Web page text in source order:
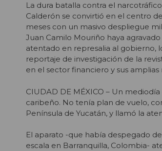
La dura batalla contra el
Calderón se convirtió en el centro
meses con un masivo despliegue
Juan Camilo Mouriño haya
atentado en represalia al gobierno,
reportaje de investigación de la
en el sector financiero y sus
CIUDAD DE MÉXICO – Un
caribeño. No tenía plan de vuelo,
Península de Yucatán, y llamó la
El aparato -que había despegado
escala en Barranquilla, Colombia-